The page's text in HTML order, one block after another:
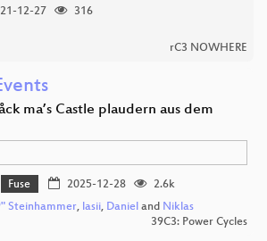
12-27
316
rC3 NOWHERE
ma’s Castle plaudern aus dem
Fuse 2025-12-28
2.6k
Steinhammer, lasii, Daniel and Niklas
39C3: Power Cycles